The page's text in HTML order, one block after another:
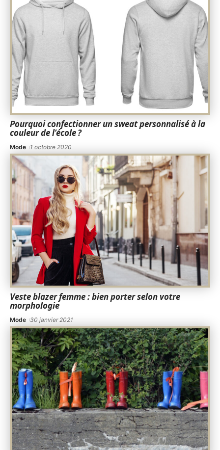
Pourquoi confectionner un sweat personnalisé à la
couleur de l’école ?
Mode 1 octobre 2020
Veste blazer femme : bien porter selon votre
morphologie
Mode 30 janvier 2021